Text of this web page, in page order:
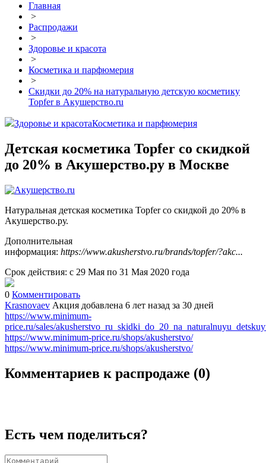
Главная
>
Распродажи
>
Здоровье и красота
>
Косметика и парфюмерия
>
Скидки до 20% на натуральную детскую косметику
Topfer в Акушерство.ru
Здоровье и красотаКосметика и парфюмерия
Детская косметика Topfer со скидкой
до 20% в Акушерство.ру в Москве
Натуральная детская косметика Topfer со скидкой до 20% в
Акушерство.ру.
Дополнительная
информация: https://www.akusherstvo.ru/brands/topfer/?akc...
Срок действия: с 29 Мая по 31 Мая 2020 года
0 Комментировать
Krasnovaev Акция добавлена 6 лет назад за 30 дней
https://www.minimum-
price.ru/sales/
https://www.minimum-price.ru/shops/akusherstvo/
https://www.minimum-price.ru/shops/akusherstvo/
Комментариев к распродаже (0)
Есть чем поделиться?